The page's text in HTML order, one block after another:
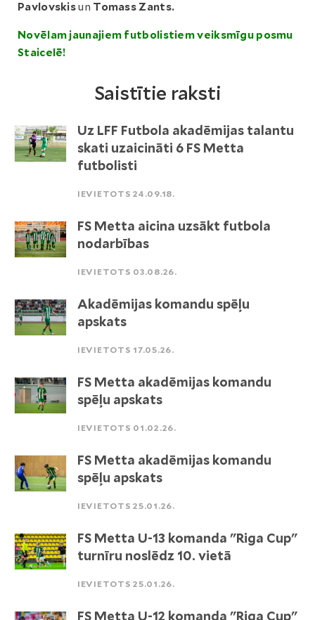
Pavlovskisun Tomass Zants.
Novēlam jaunajiem futbolistiem veiksmīgu posmu
Staicelē!
Saistītie raksti
Uz LFF Futbola akadēmijas talantu
skati uzaicināti 6 FS Metta
futbolisti
IEVIETOTS 24.09.18.
FS Metta aicina uzsākt futbola
nodarbības
IEVIETOTS 03.08.26.
Akadēmijas komandu spēļu
apskats
IEVIETOTS 17.05.26.
FS Metta akadēmijas komandu
spēļu apskats
IEVIETOTS 01.02.26.
FS Metta akadēmijas komandu
spēļu apskats
IEVIETOTS 25.01.26.
FS Metta U-13 komanda "Riga Cup"
turnīru noslēdz 10. vietā
IEVIETOTS 25.01.26.
FS Metta U-12 komanda "Riga Cup"